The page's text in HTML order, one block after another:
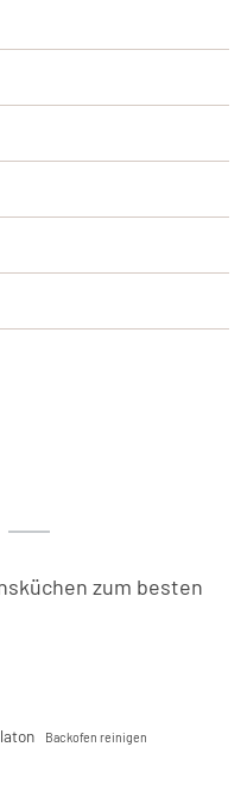
zum besten
Backofen reinigen